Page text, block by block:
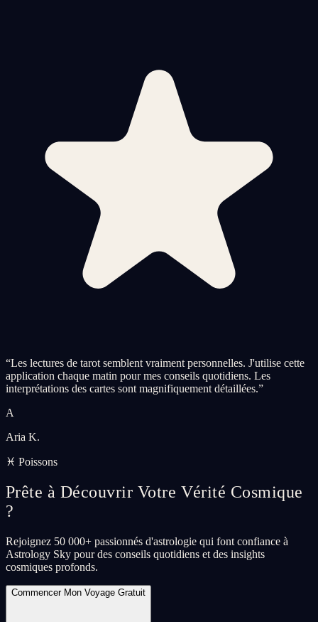
“Les lectures de tarot semblent vraiment personnelles. J'utilise cette
application chaque matin pour mes conseils quotidiens. Les
interprétations des cartes sont magnifiquement détaillées.”
A
Aria K.
♓ Poissons
Prête à Découvrir Votre Vérité Cosmique
?
Rejoignez 50 000+ passionnés d'astrologie qui font confiance à
Astrology Sky pour des conseils quotidiens et des insights
cosmiques profonds.
Commencer Mon Voyage Gratuit